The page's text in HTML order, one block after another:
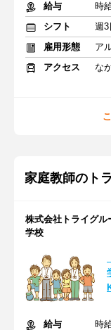
給与
時
シフト
雇用形態
ア
アクセス
な
家庭教師のト
株式会社トライグ
学校
給与
時